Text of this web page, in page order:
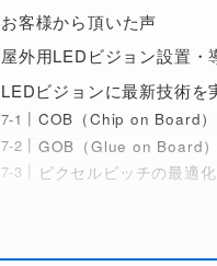
お客様から頂いた声
屋外用LEDビジョン設置・
LEDビジョンに最新技術を
COB（Chip on Board
GOB（Glue on Board
ピクセルピッチの最適化